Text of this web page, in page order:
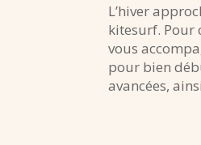
L’hiver
kitesurf. Pour
vous
pour bien
avancées,